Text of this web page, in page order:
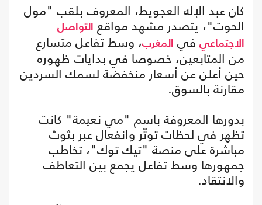
كان عبد الإله العجويط، المعروف بلقب "مول
الحوت"، يتصدر مشهد مواقع
التواصل
الاجتماعي في المغرب، وسط تفاعل متسارع
من المتابعين، خصوصا في بدايات ظهوره
حين أعلن عن أسعار منخفضة لسمك السردين
مقارنة بالسوق.
بدورها المعروفة باسم "مي نعيمة" كانت
تظهر في لحظات توتّر وانفعال عبر بثوث
مباشرة على منصة "تيك توك"، تخاطب
جمهورها وسط تفاعل يجمع بين التعاطف
والانتقاد.